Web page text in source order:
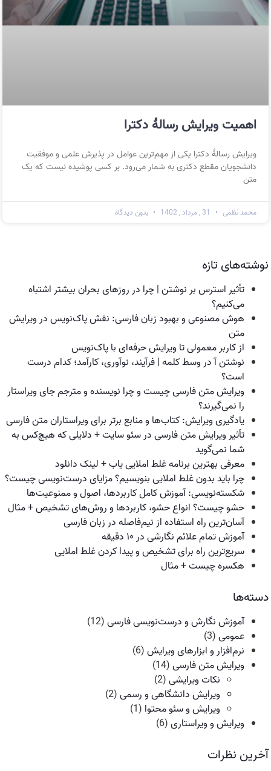
اهمیت ویرایش رسالهٔ دکترا
ویرایش رسالهٔ دکترا یکی از مهم‌ترین عوامل در پذیرش علمی و موفقیت
دانشجویان مقطع دکتری به شمار می‌رود. بر کسی پوشیده نیست که یک
متن
محمد نظمی بدون دیدگاه
نوشته‌های تازه
تأثیر استرس بر نوشتن | چرا در روزهای بحران بیشتر اشتباه
می‌کنیم؟
هوش مصنوعی و بهبود زبان فارسی: نقش پاک‌نویس در ویرایش
متن
از کاربر معمولی تا ویرایش حرفه‌ای با پاک‌نویس
نوشتن آ در وسط کلمه | فرآیند، نوآوری، کارآمد؛ کدام درست
است؟
ویرایش متن فارسی چیست و چرا نویسنده و مترجم جای ویراستار
را نمی‌گیرند؟
یادگیری ویرایش: کتاب‌ها و منابع برتر برای ویراستاران متن فارسی
تأثیر ویرایش متن فارسی در سئو سایت + دلایلی که هیچ‌کس به
شما نمی‌گوید
معرفی بهترین برنامه غلط املایی یاب + لینک دانلود
چرا باید بدون غلط املایی بنویسیم؟ مزایای درست‌نویسی چیست؟
شکسته‌نویسی: آموزش کامل کاربردها، اصول و ممنوعیت‌ها
حشو چیست؟ انواع حشو، کاربردها و روش‌های تشخیص + مثال
آسان‌ترین راه استفاده از نیم‌فاصله در زبان فارسی
آموزش تمام علائم نگارشی در ۱۰ دقیقه
سریع‌ترین راه برای تشخیص و پیدا کردن غلط املایی
هکسره چیست + مثال
دسته‌ها
آموزش نگارش و درست‌نویسی فارسی(12)
عمومی(3)
نرم‌افزار و ابزارهای ویرایش(6)
ویرایش متن فارسی(14)
نکات ویرایشی(2)
ویرایش دانشگاهی و رسمی(2)
ویرایش و سئو محتوا (1)
ویرایش و ویراستاری(6)
آخرین نظرات